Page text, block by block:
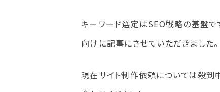
キーワード選定はSEO戦略の基盤で
向けに記事にさせていただきました。
現在サイト制作依頼については殺到